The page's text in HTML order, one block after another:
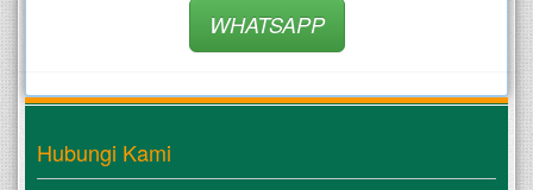
WHATSAPP
Hubungi Kami